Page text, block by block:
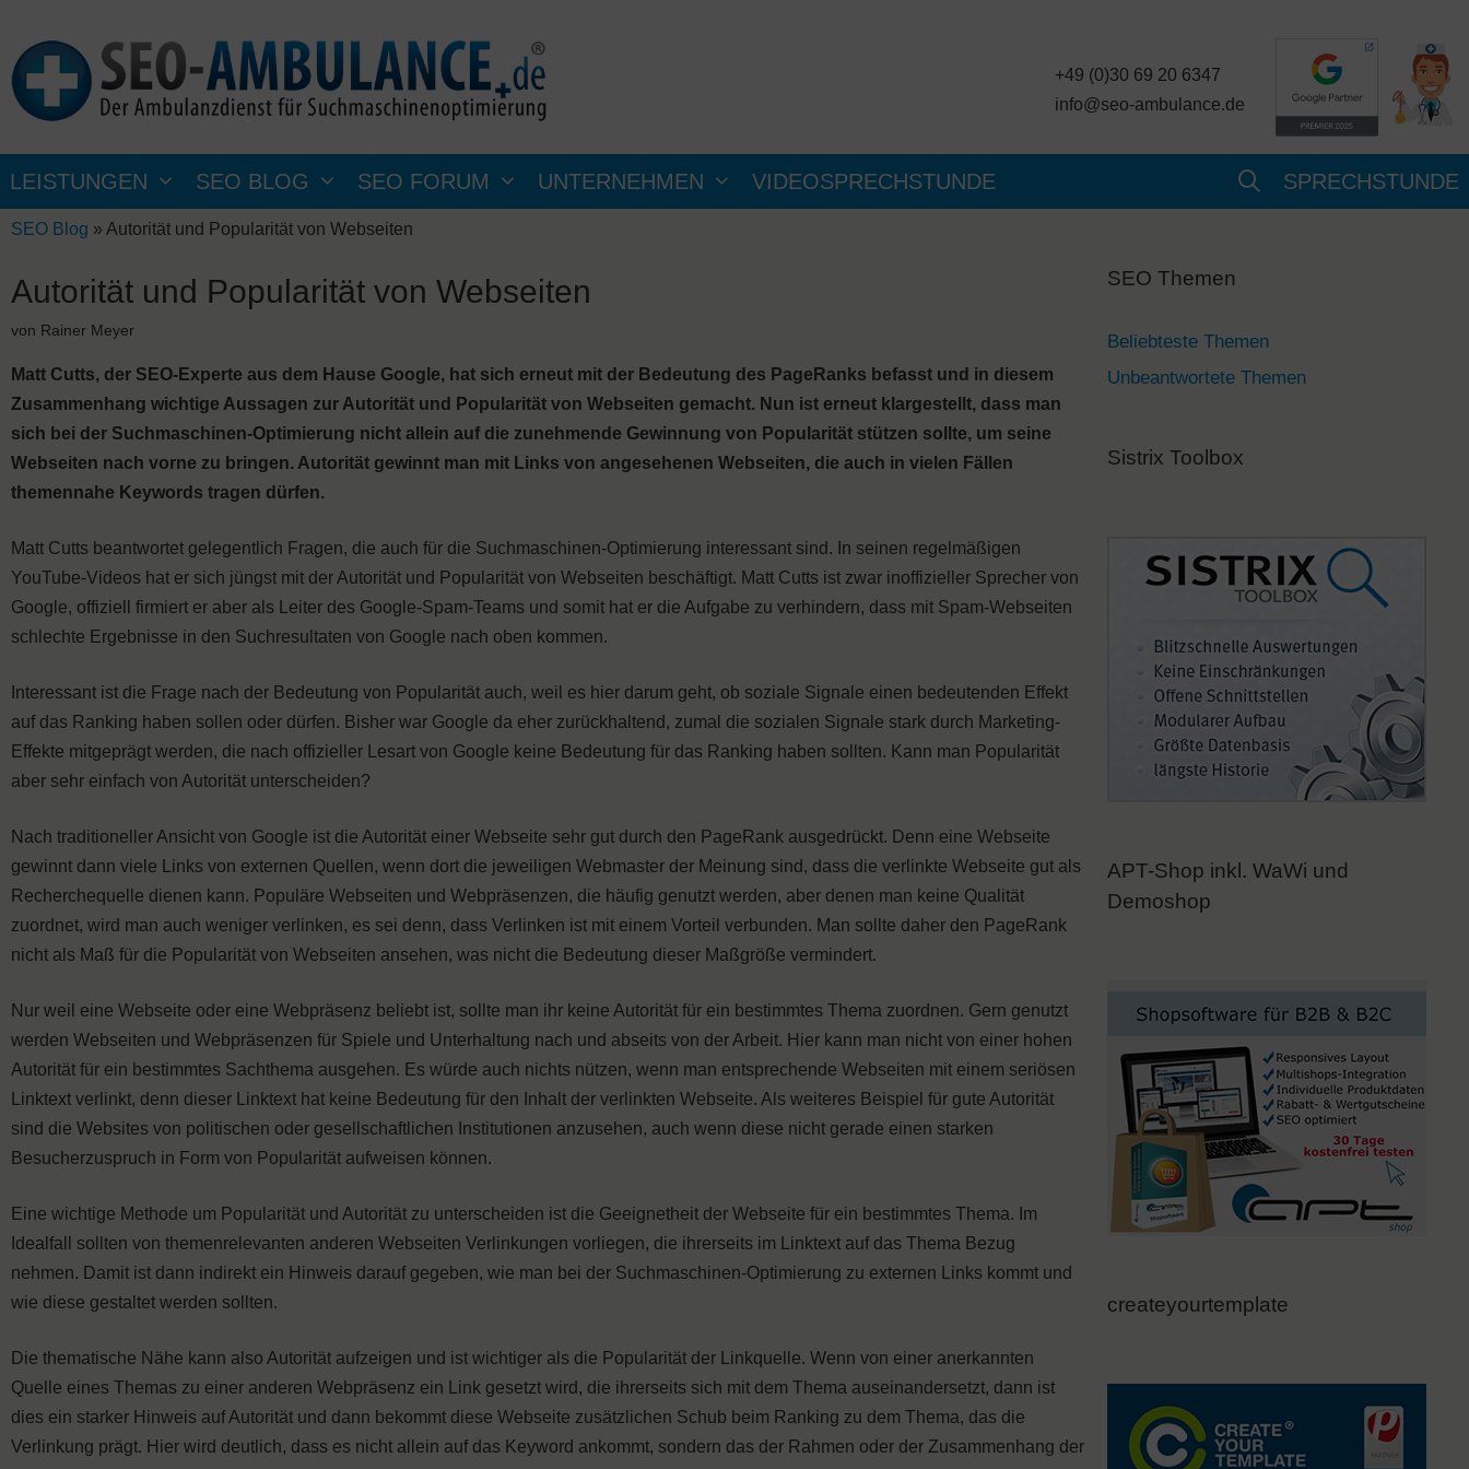
Inhalt
springen
+49 (0)30 69 20 6347
info@seo-ambulance.de
LEISTUNGEN SEO BLOG SEO FORUM UNTERNEHMEN VIDEOSPRECHSTUNDE SPRECHSTUNDE
SEO Blog » Autorität und Popularität von Webseiten
Autorität und Popularität von Webseiten
von Rainer Meyer
Matt Cutts, der SEO-Experte aus dem Hause Google, hat sich erneut mit der Bedeutung des PageRanks befasst und in diesem
Zusammenhang wichtige Aussagen zur Autorität und Popularität von Webseiten gemacht. Nun ist erneut klargestellt, dass man
sich bei der Suchmaschinen-Optimierung nicht allein auf die zunehmende Gewinnung von Popularität stützen sollte, um seine
Webseiten nach vorne zu bringen. Autorität gewinnt man mit Links von angesehenen Webseiten, die auch in vielen Fällen
themennahe Keywords tragen dürfen.
Matt Cutts beantwortet gelegentlich Fragen, die auch für die Suchmaschinen-Optimierung interessant sind. In seinen regelmäßigen
YouTube-Videos hat er sich jüngst mit der Autorität und Popularität von Webseiten beschäftigt. Matt Cutts ist zwar inoffizieller Sprecher von
Google, offiziell firmiert er aber als Leiter des Google-Spam-Teams und somit hat er die Aufgabe zu verhindern, dass mit Spam-Webseiten
schlechte Ergebnisse in den Suchresultaten von Google nach oben kommen.
Interessant ist die Frage nach der Bedeutung von Popularität auch, weil es hier darum geht, ob soziale Signale einen bedeutenden Effekt
auf das Ranking haben sollen oder dürfen. Bisher war Google da eher zurückhaltend, zumal die sozialen Signale stark durch Marketing-
Effekte mitgeprägt werden, die nach offizieller Lesart von Google keine Bedeutung für das Ranking haben sollten. Kann man Popularität
aber sehr einfach von Autorität unterscheiden?
Nach traditioneller Ansicht von Google ist die Autorität einer Webseite sehr gut durch den PageRank ausgedrückt. Denn eine Webseite
gewinnt dann viele Links von externen Quellen, wenn dort die jeweiligen Webmaster der Meinung sind, dass die verlinkte Webseite gut als
Recherchequelle dienen kann. Populäre Webseiten und Webpräsenzen, die häufig genutzt werden, aber denen man keine Qualität
zuordnet, wird man auch weniger verlinken, es sei denn, dass Verlinken ist mit einem Vorteil verbunden. Man sollte daher den PageRank
nicht als Maß für die Popularität von Webseiten ansehen, was nicht die Bedeutung dieser Maßgröße vermindert.
Nur weil eine Webseite oder eine Webpräsenz beliebt ist, sollte man ihr keine Autorität für ein bestimmtes Thema zuordnen. Gern genutzt
werden Webseiten und Webpräsenzen für Spiele und Unterhaltung nach und abseits von der Arbeit. Hier kann man nicht von einer hohen
Autorität für ein bestimmtes Sachthema ausgehen. Es würde auch nichts nützen, wenn man entsprechende Webseiten mit einem seriösen
Linktext verlinkt, denn dieser Linktext hat keine Bedeutung für den Inhalt der verlinkten Webseite. Als weiteres Beispiel für gute Autorität
sind die Websites von politischen oder gesellschaftlichen Institutionen anzusehen, auch wenn diese nicht gerade einen starken
Besucherzuspruch in Form von Popularität aufweisen können.
Eine wichtige Methode um Popularität und Autorität zu unterscheiden ist die Geeignetheit der Webseite für ein bestimmtes Thema. Im
Idealfall sollten von themenrelevanten anderen Webseiten Verlinkungen vorliegen, die ihrerseits im Linktext auf das Thema Bezug
nehmen. Damit ist dann indirekt ein Hinweis darauf gegeben, wie man bei der Suchmaschinen-Optimierung zu externen Links kommt und
wie diese gestaltet werden sollten.
Die thematische Nähe kann also Autorität aufzeigen und ist wichtiger als die Popularität der Linkquelle. Wenn von einer anerkannten
Quelle eines Themas zu einer anderen Webpräsenz ein Link gesetzt wird, die ihrerseits sich mit dem Thema auseinandersetzt, dann ist
dies ein starker Hinweis auf Autorität und dann bekommt diese Webseite zusätzlichen Schub beim Ranking zu dem Thema, das die
Verlinkung prägt. Hier wird deutlich, dass es nicht allein auf das Keyword ankommt, sondern das der Rahmen oder der Zusammenhang der
SEO Themen
Beliebteste Themen
Unbeantwortete Themen
Sistrix Toolbox
APT-Shop inkl. WaWi und
Demoshop
createyourtemplate